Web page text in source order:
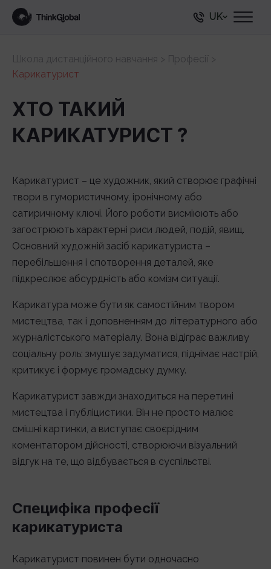
UK
Школа дистанційного навчання > Професії >
Карикатурист
ХТО ТАКИЙ
КАРИКАТУРИСТ ?
Карикатурист – це художник, який створює графічні
твори в гумористичному, іронічному або
сатиричному ключі. Його роботи висміюють або
загострюють характерні риси людей, подій, явищ.
Основний художній засіб карикатуриста –
перебільшення і спотворення деталей, яке
підкреслює абсурдність або комізм ситуації.
Карикатура може бути як самостійним твором
мистецтва, так і доповненням до літературного або
журналістського матеріалу. Вона відіграє важливу
соціальну роль: змушує задуматися, піднімає настрій,
критикує і формує громадську думку.
Карикатурист завжди знаходиться на перетині
мистецтва і публіцистики. Він не просто малює
смішні картинки, а виступає своєрідним
коментатором дійсності, створюючи візуальний
відгук на те, що відбувається в суспільстві.
Специфіка професії
карикатуриста
Карикатурист повинен бути одночасно